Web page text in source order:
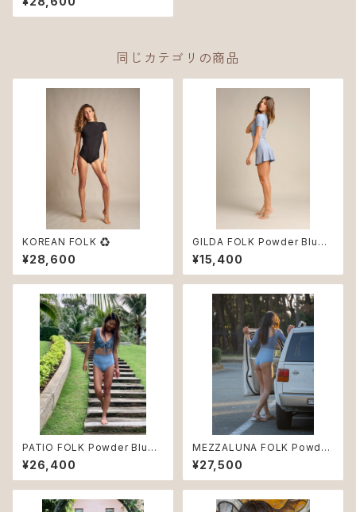
同じカテゴリの商品
KOREAN FOLK ♻︎
¥28,600
GILDA FOLK Powder Blue
♻︎
¥15,400
PATIO FOLK Powder Blue
♻︎
¥26,400
MEZZALUNA FOLK Powder
Blue ♻︎
¥27,500